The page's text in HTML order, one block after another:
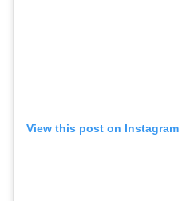
View this post on Instagram